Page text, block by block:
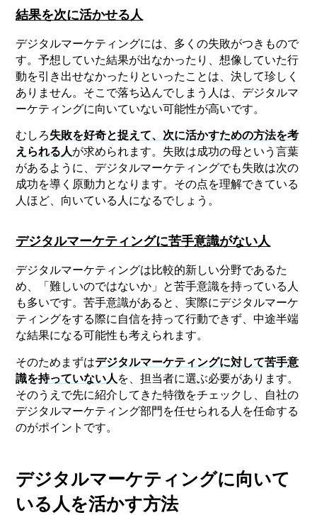
結果を次に活かせる人
デジタルマーケティングには、多くの失敗がつきもので
す。予想していた結果が出なかったり、想像していた行
動を引き出せなかったりといったことは、決して珍しく
ありません。そこで落ち込んでしまう人は、デジタルマ
ーケティングに向いていない可能性が高いです。
むしろ失敗を好奇と捉えて、次に活かすための方法を考
えられる人が求められます。失敗は成功の母という言葉
があるように、デジタルマーケティングでも失敗は次の
成功を導く原動力となります。その点を理解できている
人ほど、向いている人になるでしょう。
デジタルマーケティングに苦手意識がない人
デジタルマーケティングは比較的新しい分野であるた
め、「難しいのではないか」と苦手意識を持っている人
も多いです。苦手意識があると、実際にデジタルマーケ
ティングをする際に自信を持って行動できず、中途半端
な結果になる可能性も考えられます。
そのためまずはデジタルマーケティングに対して苦手意
識を持っていない人 を、担当者に選ぶ必要があります。
そのうえで先に紹介してきた特徴をチェックし、自社の
デジタルマーケティング部門を任せられる人を任命する
のがポイントです。
デジタルマーケティングに向いて
いる人を活かす方法